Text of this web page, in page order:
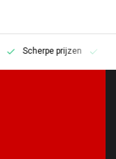
Scherpe prijzen